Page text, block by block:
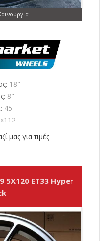
18"
8"
45
μας για τιμές
5X120 ET33 Hyper